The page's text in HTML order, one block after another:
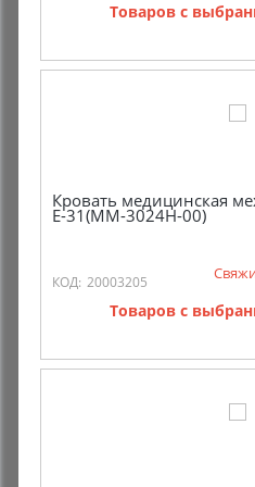
Товаров с
Кровать медицинская
E-31(ММ-3024Н-00)
КОД: 20003205
Товаров с